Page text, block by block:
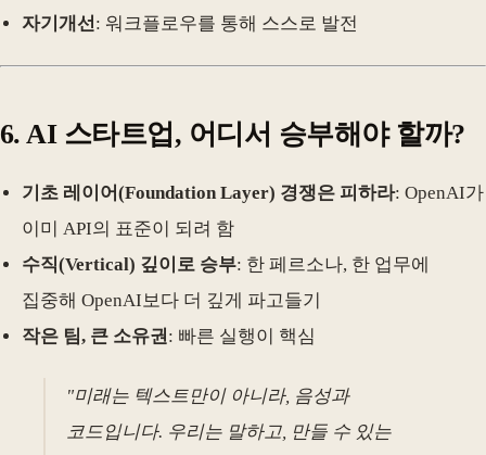
자기개선: 워크플로우를 통해 스스로 발전
6. AI 스타트업, 어디서 승부해야 할까?
기초 레이어(Foundation Layer) 경쟁은 피하라: OpenAI가
이미 API의 표준이 되려 함
수직(Vertical) 깊이로 승부: 한 페르소나, 한 업무에
집중해 OpenAI보다 더 깊게 파고들기
작은 팀, 큰 소유권: 빠른 실행이 핵심
"미래는 텍스트만이 아니라, 음성과
코드입니다. 우리는 말하고, 만들 수 있는